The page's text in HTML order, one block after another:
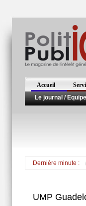
Accueil
Le journal / Equipe
Dernière minute :
Césaire à la tête de
UMP